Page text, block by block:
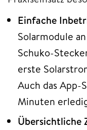
Einfache
Solarmodule
Schuko-
erste
Auch das App-
Minuten
Übersichtliche